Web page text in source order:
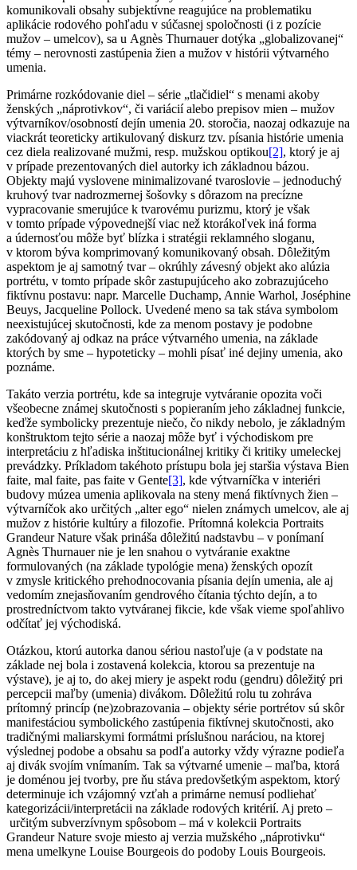
komunikovali obsahy subjektívne reagujúce na problematiku
aplikácie rodového pohľadu v súčasnej spoločnosti (i z pozície
mužov – umelcov), sa u Agnès Thurnauer dotýka „globalizovanej“
témy – nerovnosti zastúpenia žien a mužov v histórii výtvarného
umenia.
Primárne rozkódovanie diel – série „tlačidiel“ s menami akoby
ženských „náprotivkov“, či variácií alebo prepisov mien – mužov
výtvarníkov/osobností dejín umenia 20. storočia, naozaj odkazuje na
viackrát teoreticky artikulovaný diskurz tzv. písania histórie umenia
cez diela realizované mužmi, resp. mužskou optikou[2], ktorý je aj
v prípade prezentovaných diel autorky ich základnou bázou.
Objekty majú vyslovene minimalizované tvaroslovie – jednoduchý
kruhový tvar nadrozmernej šošovky s dôrazom na precízne
vypracovanie smerujúce k tvarovému purizmu, ktorý je však
v tomto prípade výpovednejší viac než ktorákoľvek iná forma
a údernosťou môže byť blízka i stratégii reklamného sloganu,
v ktorom býva komprimovaný komunikovaný obsah. Dôležitým
aspektom je aj samotný tvar – okrúhly závesný objekt ako alúzia
portrétu, v tomto prípade skôr zastupujúceho ako zobrazujúceho
fiktívnu postavu: napr. Marcelle Duchamp, Annie Warhol, Joséphine
Beuys, Jacqueline Pollock. Uvedené meno sa tak stáva symbolom
neexistujúcej skutočnosti, kde za menom postavy je podobne
zakódovaný aj odkaz na práce výtvarného umenia, na základe
ktorých by sme – hypoteticky – mohli písať iné dejiny umenia, ako
poznáme.
Takáto verzia portrétu, kde sa integruje vytváranie opozita voči
všeobecne známej skutočnosti s popieraním jeho základnej funkcie,
keďže symbolicky prezentuje niečo, čo nikdy nebolo, je základným
konštruktom tejto série a naozaj môže byť i východiskom pre
interpretáciu z hľadiska inštitucionálnej kritiky či kritiky umeleckej
prevádzky. Príkladom takéhoto prístupu bola jej staršia výstava Bien
faite, mal faite, pas faite v Gente[3], kde výtvarníčka v interiéri
budovy múzea umenia aplikovala na steny mená fiktívnych žien –
výtvarníčok ako určitých „alter ego“ nielen známych umelcov, ale aj
mužov z histórie kultúry a filozofie. Prítomná kolekcia Portraits
Grandeur Nature však prináša dôležitú nadstavbu – v ponímaní
Agnès Thurnauer nie je len snahou o vytváranie exaktne
formulovaných (na základe typológie mena) ženských opozít
v zmysle kritického prehodnocovania písania dejín umenia, ale aj
vedomím znejasňovaním gendrového čítania týchto dejín, a to
prostredníctvom takto vytváranej fikcie, kde však vieme spoľahlivo
odčítať jej východiská.
Otázkou, ktorú autorka danou sériou nastoľuje (a v podstate na
základe nej bola i zostavená kolekcia, ktorou sa prezentuje na
výstave), je aj to, do akej miery je aspekt rodu (gendru) dôležitý pri
percepcii maľby (umenia) divákom. Dôležitú rolu tu zohráva
prítomný princíp (ne)zobrazovania – objekty série portrétov sú skôr
manifestáciou symbolického zastúpenia fiktívnej skutočnosti, ako
tradičnými maliarskymi formátmi príslušnou naráciou, na ktorej
výslednej podobe a obsahu sa podľa autorky vždy výrazne podieľa
aj divák svojím vnímaním. Tak sa výtvarné umenie – maľba, ktorá
je doménou jej tvorby, pre ňu stáva predovšetkým aspektom, ktorý
determinuje ich vzájomný vzťah a primárne nemusí podliehať
kategorizácii/interpretácii na základe rodových kritérií. Aj preto –
určitým subverzívnym spôsobom – má v kolekcii Portraits
Grandeur Nature svoje miesto aj verzia mužského „náprotivku“
mena umelkyne Louise Bourgeois do podoby Louis Bourgeois.